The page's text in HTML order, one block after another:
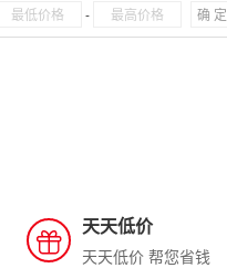
- 确 定
天天低价
天天低价 帮您省钱